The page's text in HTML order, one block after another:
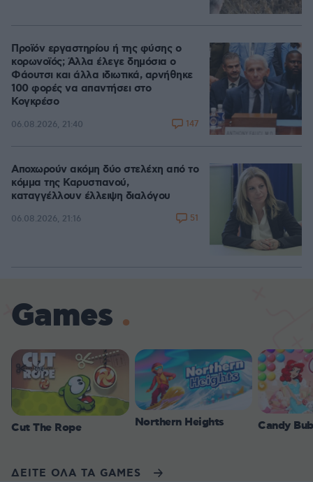
Προϊόν εργαστηρίου ή της φύσης ο
κορωνοϊός; Άλλα έλεγε δημόσια ο
Φάουτσι και άλλα ιδιωτικά, αρνήθηκε
100 φορές να απαντήσει στο
Κογκρέσο
06.08.2026, 21:40 147
Αποχωρούν ακόμη δύο στελέχη από το
κόμμα της Καρυστιανού,
καταγγέλλουν έλλειψη διαλόγου
06.08.2026, 21:16 51
Games
Cut The Rope Northern Heights Candy
ΔΕΙΤΕ ΟΛΑ ΤΑ GAMES